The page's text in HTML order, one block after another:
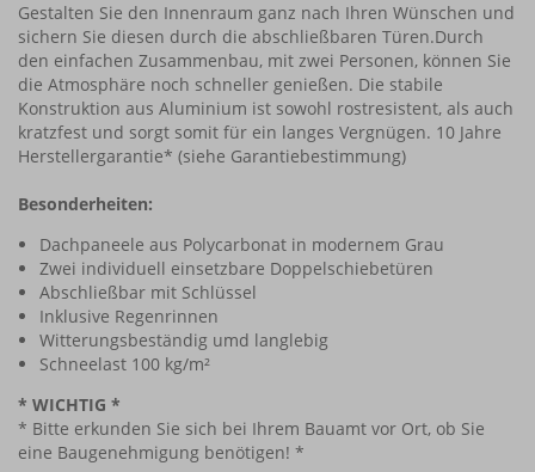
Gestalten Sie den Innenraum ganz nach Ihren Wünschen und
sichern Sie diesen durch die abschließbaren Türen.Durch
den einfachen Zusammenbau, mit zwei Personen, können Sie
die Atmosphäre noch schneller genießen. Die stabile
Konstruktion aus Aluminium ist sowohl rostresistent, als auch
kratzfest und sorgt somit für ein langes Vergnügen. 10 Jahre
Herstellergarantie* (siehe Garantiebestimmung)
Besonderheiten:
Dachpaneele aus Polycarbonat in modernem Grau
Zwei individuell einsetzbare Doppelschiebetüren
Abschließbar mit Schlüssel
Inklusive Regenrinnen
Witterungsbeständig umd langlebig
Schneelast 100 kg/m²
* WICHTIG *
* Bitte erkunden Sie sich bei Ihrem Bauamt vor Ort, ob Sie
eine Baugenehmigung benötigen! *